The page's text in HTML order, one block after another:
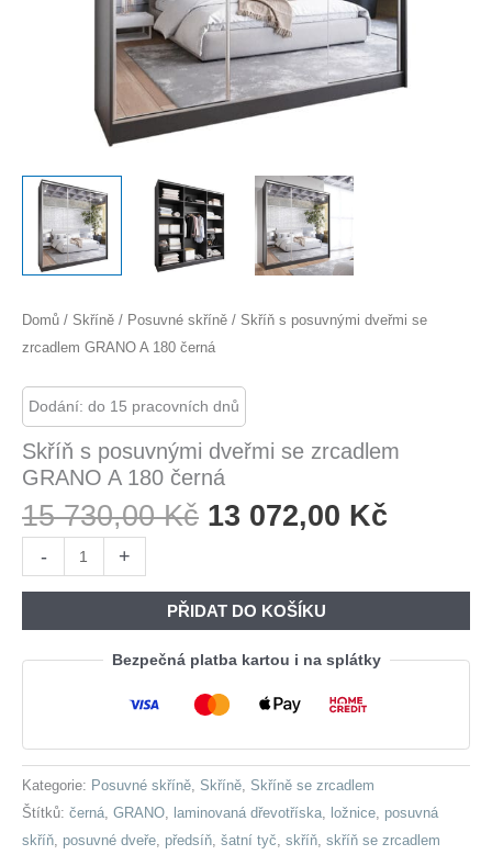
Domů / Skříně / Posuvné skříně / Skříň s posuvnými dveřmi se
zrcadlem GRANO A 180 černá
Dodání: do 15 pracovních dnů
Skříň s posuvnými dveřmi se zrcadlem
GRANO A 180 černá
15 730,00Kč Původní
15
730,00 Kč.
13 072,00 Kč
072,00
-
s
dveřmi
se
180
černá
množství
+
PŘIDAT DO KOŠÍKU
Bezpečná platba kartou i na splátky
Kategorie: Posuvné skříně, Skříně, Skříně se zrcadlem
Štítků: černá, GRANO, laminovaná dřevotříska, ložnice, posuvná
skříň, posuvné dveře, předsíň, šatní tyč, skříň, skříň se zrcadlem